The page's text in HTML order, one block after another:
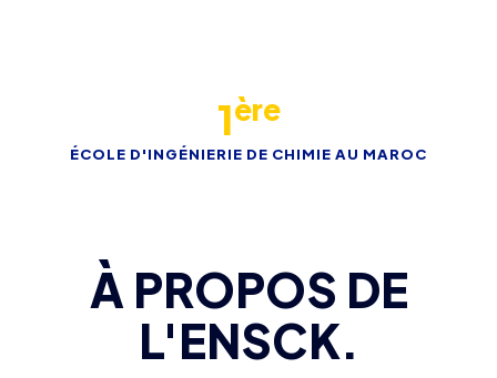
1ère
ÉCOLE D'INGÉNIERIE DE CHIMIE AU MAROC
À PROPOS DE
L'ENSCK.